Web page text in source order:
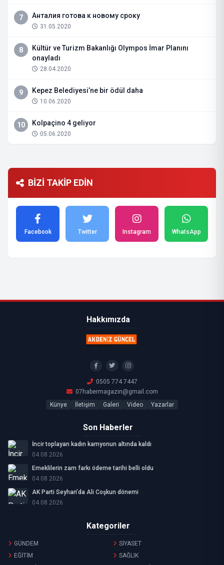
7 Анталия готова к новому сроку
31.05.2020
8
Kültür ve Turizm Bakanlığı Olympos İmar Planını
onayladı
28.04.2020
9 Kepez Belediyesi’ne bir ödül daha
10.06.2020
10 Kolpaçino 4 geliyor
05.06.2020
BİZİ TAKİP EDİN
Facebook Twitter Instagram WhatsApp
Hakkımızda
0505 774 7447
07habermagazin@gmail.com
Künye
İletişim Galeri Video Yazarlar
Son Haberler
İncir toplayan kadın kamyonun altında kaldı
04.08.2026
Emeklilerin zam farkı ödeme tarihi belli oldu
04.08.2026
AK Parti Seyhan’da Ali Coşkun dönemi
04.08.2026
Kategoriler
GÜNDEM
SİYASET
EĞİTİM
SAĞLIK